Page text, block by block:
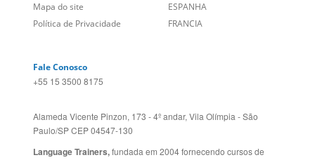
Mapa do site
Política de Privacidade
ESPANHA
FRANCIA
Fale Conosco
+55 15 3500 8175
Alameda Vicente Pinzon, 173 - 4º andar, Vila Olímpia - São
Paulo/SP CEP 04547-130
Language Trainers,fundada em 2004 fornecendo cursos de